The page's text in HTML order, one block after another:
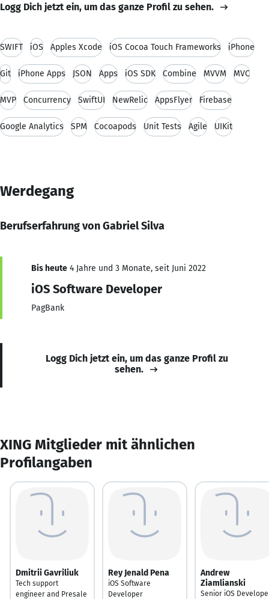
Logg Dich jetzt ein, um das ganze Profil zu sehen.
SWIFT iOS Apples Xcode iOS Cocoa Touch Frameworks iPhone
Git iPhone Apps JSON Apps iOS SDK Combine MVVM MVC
MVP Concurrency SwiftUI NewRelic AppsFlyer Firebase
Google Analytics SPM Cocoapods Unit Tests Agile UIKit
Werdegang
Berufserfahrung von Gabriel Silva
Bis heute 4 Jahre und 3 Monate, seit Juni 2022
iOS Software Developer
PagBank
Logg Dich jetzt ein, um das ganze Profil zu
sehen.
XING Mitglieder mit ähnlichen
Profilangaben
Dmitrii Gavriliuk
Tech support
engineer and Presale
Rey Jenald Pena
iOS Software
Developer
Andrew
Ziamlianski
Senior iOS